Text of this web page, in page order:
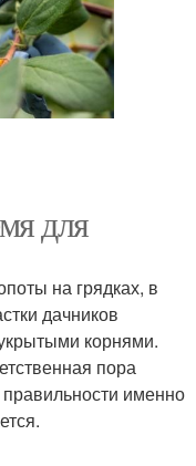
для
на грядках, в
дачников
корнями.
пора
именно